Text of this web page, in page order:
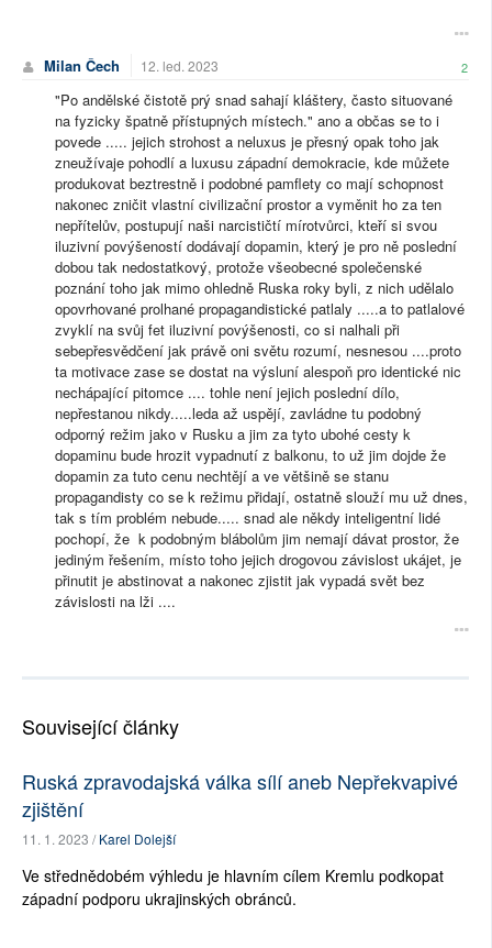
Milan Čech 12. led. 2023 2
"Po andělské čistotě prý snad sahají kláštery, často situované
na fyzicky špatně přístupných místech." ano a občas se to i
povede ..... jejich strohost a neluxus je přesný opak toho jak
zneužívaje pohodlí a luxusu západní demokracie, kde můžete
produkovat beztrestně i podobné pamflety co mají schopnost
nakonec zničit vlastní civilizační prostor a vyměnit ho za ten
nepřítelův, postupují naši narcističtí mírotvůrci, kteří si svou
iluzivní povýšeností dodávají dopamin, který je pro ně poslední
dobou tak nedostatkový, protože všeobecné společenské
poznání toho jak mimo ohledně Ruska roky byli, z nich udělalo
opovrhované prolhané propagandistické patlaly .....a to patlalové
zvyklí na svůj fet iluzivní povýšenosti, co si nalhali při
sebepřesvědčení jak právě oni světu rozumí, nesnesou ....proto
ta motivace zase se dostat na výsluní alespoň pro identické nic
nechápající pitomce .... tohle není jejich poslední dílo,
nepřestanou nikdy.....leda až uspějí, zavládne tu podobný
odporný režim jako v Rusku a jim za tyto ubohé cesty k
dopaminu bude hrozit vypadnutí z balkonu, to už jim dojde že
dopamin za tuto cenu nechtějí a ve většině se stanu
propagandisty co se k režimu přidají, ostatně slouží mu už dnes,
tak s tím problém nebude..... snad ale někdy inteligentní lidé
pochopí, že k podobným blábolům jim nemají dávat prostor, že
jediným řešením, místo toho jejich drogovou závislost ukájet, je
přinutit je abstinovat a nakonec zjistit jak vypadá svět bez
závislosti na lži ....
Související články
Ruská zpravodajská válka sílí aneb Nepřekvapivé
zjištění
11. 1. 2023 /Karel Dolejší
Ve střednědobém výhledu je hlavním cílem Kremlu podkopat
západní podporu ukrajinských obránců.